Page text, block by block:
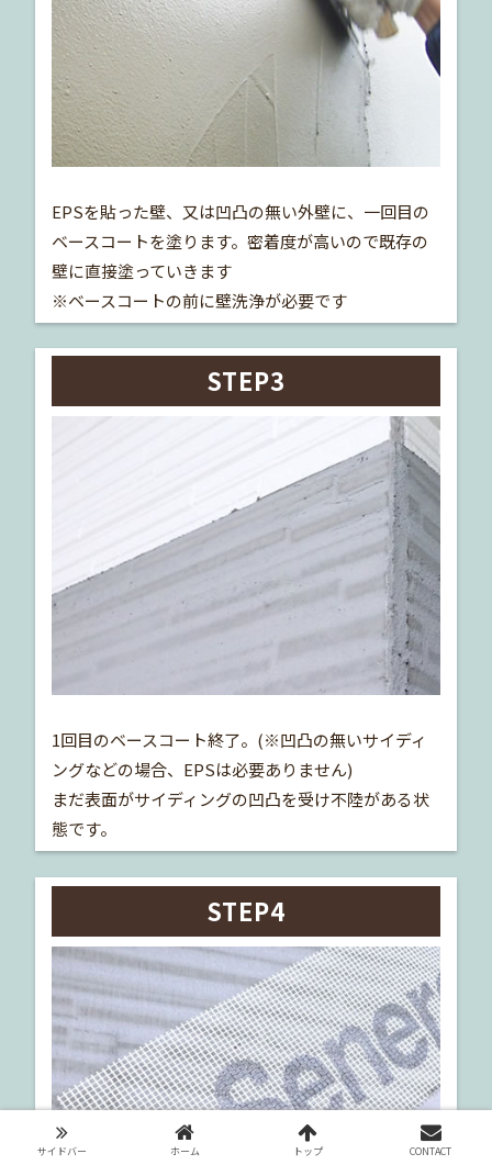
EPSを貼った壁、又は凹凸の無い外壁に、一回目の
ベースコートを塗ります。密着度が高いので既存の
壁に直接塗っていきます
※ベースコートの前に壁洗浄が必要です
STEP3
1回目のベースコート終了。(※凹凸の無いサイディ
ングなどの場合、EPSは必要ありません)
まだ表面がサイディングの凹凸を受け不陸がある状
態です。
STEP4
サイドバー ホーム トップ CONTACT